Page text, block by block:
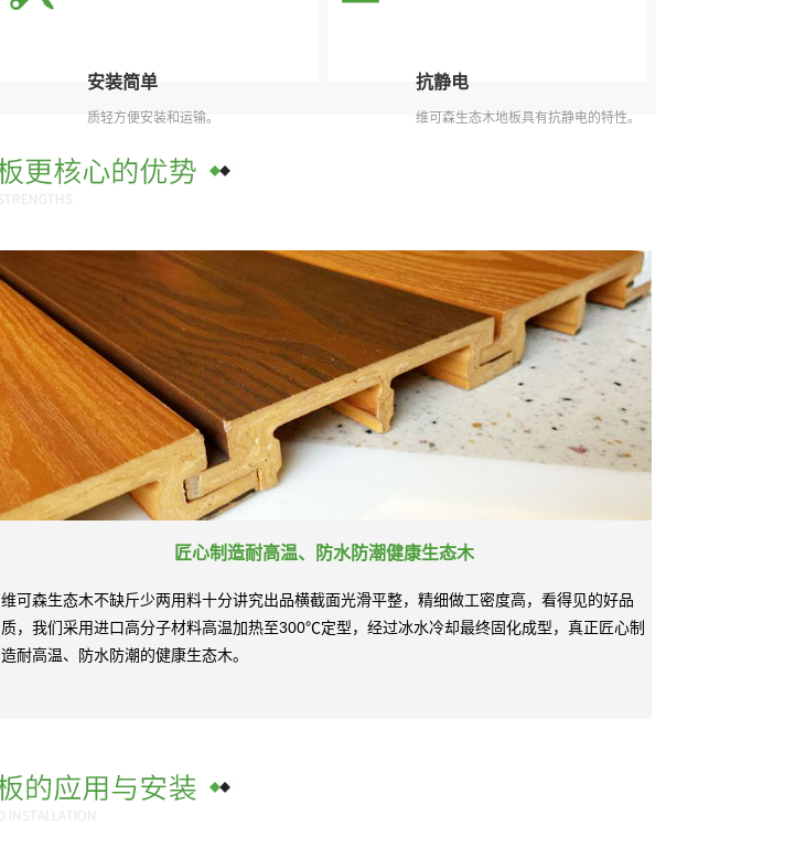
安装简单
质轻方便安装和运输。
抗静电
维可森生态木地板具有抗静电的特性。
匠心制造耐高温、防水防潮健康生态木
维可森生态木不缺斤少两用料十分讲究出品横截面光滑平整，精细做工密度高，看得见的好品
质，我们采用进口高分子材料高温加热至300℃定型，经过冰水冷却最终固化成型，真正匠心制
造耐高温、防水防潮的健康生态木。